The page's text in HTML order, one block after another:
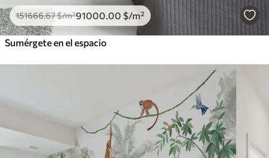
151666.67$/m²91000 .00 $/m²
Sumérgete en el espacio